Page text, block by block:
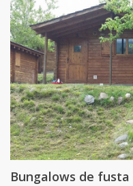
Bungalows de fusta